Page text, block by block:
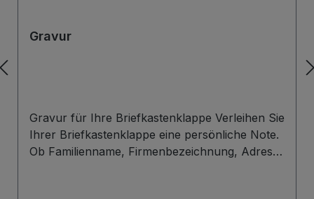
Gravur
Gravur für Ihre Briefkastenklappe Verleihen Sie
Ihrer Briefkastenklappe eine persönliche Note.
Ob Familienname, Firmenbezeichnung, Adresse